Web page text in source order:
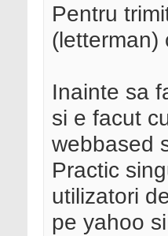
Pentru
(letterman)
Inainte sa
si e facut
webbased
Practic
utilizatori
pe yahoo